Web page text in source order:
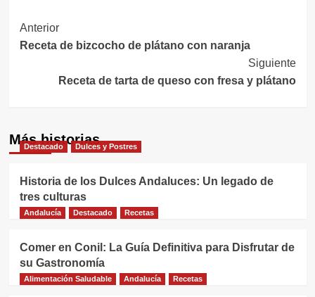
Navegación
de
entradas
Anterior
Receta de bizcocho de plátano con naranja
Siguiente
Receta de tarta de queso con fresa y plátano
Más historias
Destacado Dulces y Postres
Historia de los Dulces Andaluces: Un legado de
tres culturas
Andalucía Destacado Recetas
Comer en Conil: La Guía Definitiva para Disfrutar de
su Gastronomía
Alimentación Saludable Andalucía Recetas